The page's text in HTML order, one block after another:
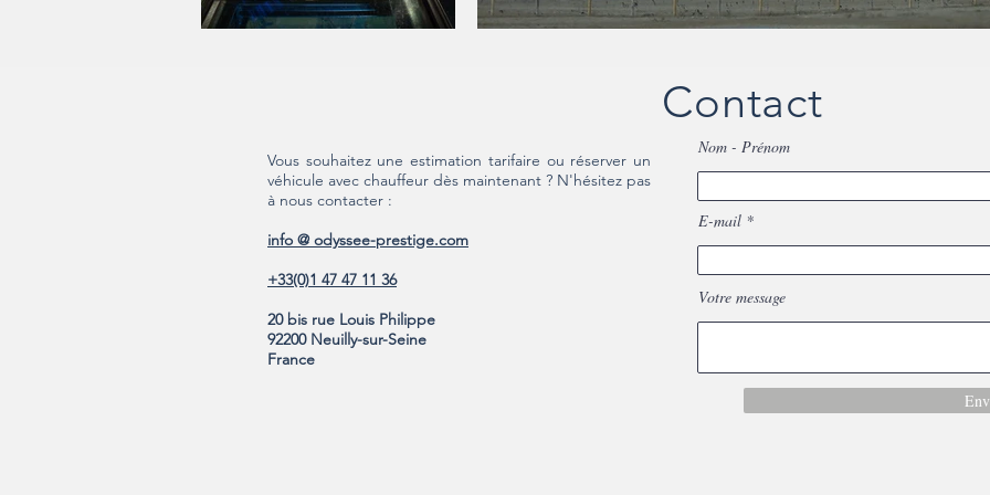
Contact
Vous souhaitez une estimation tarifaire ou réserver un
véhicule avec chauffeur dès maintenant ? N'hésitez pas
à nous contacter :
info @ odyssee-prestige.com
+33(0)1 47 47 11 36
20 bis rue Louis Philippe
92200 Neuilly-sur-Seine
France
Nom - Prénom
E-mail
Votre message